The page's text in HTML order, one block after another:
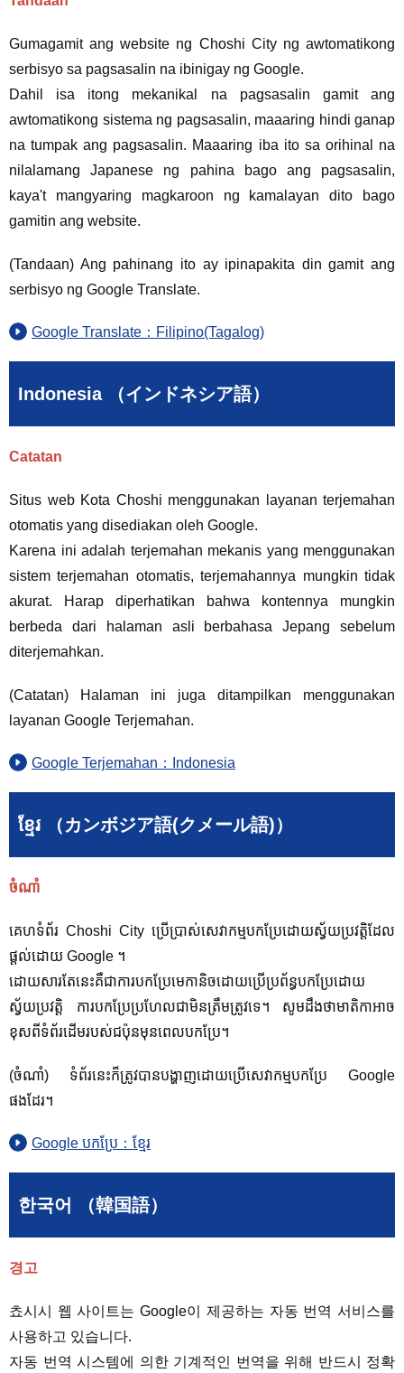
Gumagamit ang website ng Choshi City ng awtomatikong
serbisyo sa pagsasalin na ibinigay ng Google.
Dahil isa itong mekanikal na pagsasalin gamit ang
awtomatikong sistema ng pagsasalin, maaaring hindi ganap
na tumpak ang pagsasalin. Maaaring iba ito sa orihinal na
nilalamang Japanese ng pahina bago ang pagsasalin,
kaya't mangyaring magkaroon ng kamalayan dito bago
gamitin ang website.
(Tandaan) Ang pahinang ito ay ipinapakita din gamit ang
serbisyo ng Google Translate.
Google Translate：Filipino(Tagalog)
Indonesia （インドネシア語）
Catatan
Situs web Kota Choshi menggunakan layanan terjemahan
otomatis yang disediakan oleh Google.
Karena ini adalah terjemahan mekanis yang menggunakan
sistem terjemahan otomatis, terjemahannya mungkin tidak
akurat. Harap diperhatikan bahwa kontennya mungkin
berbeda dari halaman asli berbahasa Jepang sebelum
diterjemahkan.
(Catatan) Halaman ini juga ditampilkan menggunakan
layanan Google Terjemahan.
Google Terjemahan：Indonesia
ខ្មែរ （カンボジア語(クメール語)）
ចំណាំ
គេហទំព័រ Choshi City ប្រើប្រាស់សេវាកម្មបកប្រែដោយស្វ័យប្រវត្តិដែល
ផ្តល់ដោយ Google ។
ដោយសារតែនេះគឺជាការបកប្រែមេកានិចដោយប្រើប្រព័ន្ធបកប្រែដោយ
ស្វ័យប្រវត្តិ ការបកប្រែប្រហែលជាមិនត្រឹមត្រូវទេ។ សូម​ដឹង​ថា​មាតិកា​អាច​
ខុស​ពី​ទំព័រ​ដើម​របស់​ជប៉ុន​មុន​ពេល​បក​ប្រែ។
(ចំណាំ) ទំព័រនេះក៏ត្រូវបានបង្ហាញដោយប្រើសេវាកម្មបកប្រែ Google
ផងដែរ។
Google បកប្រែ：ខ្មែរ
한국어 （韓国語）
경고
쵸시시 웹 사이트는 Google이 제공하는 자동 번역 서비스를
사용하고 있습니다.
자동 번역 시스템에 의한 기계적인 번역을 위해 반드시 정확